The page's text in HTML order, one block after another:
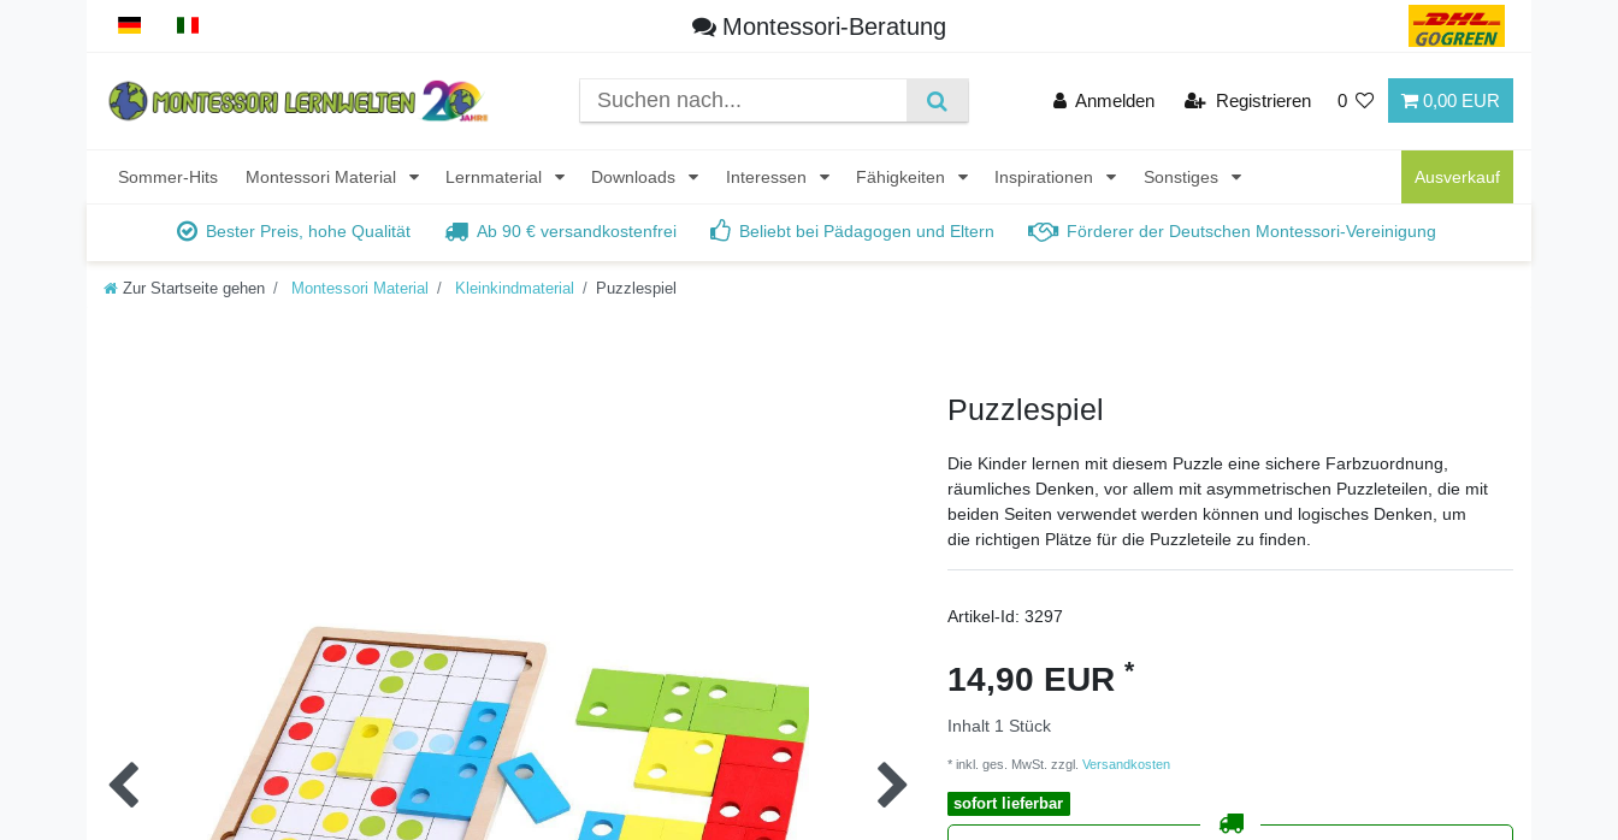
Montessori-Beratung
Anmelden Registrieren 0 0,00 EUR
Sommer-Hits Montessori Material Lernmaterial Downloads Interessen Fähigkeiten Inspirationen Sonstiges Ausverkauf
Bester Preis, hohe Qualität Ab 90 € versandkostenfrei Beliebt bei Pädagogen und Eltern Förderer der Deutschen Montessori-Vereinigung
Zur Startseite gehen Montessori Material Kleinkindmaterial Puzzlespiel
Puzzlespiel
Die Kinder lernen mit diesem Puzzle eine sichere Farbzuordnung,
räumliches Denken, vor allem mit asymmetrischen Puzzleteilen, die mit
beiden Seiten verwendet werden können und logisches Denken, um
die richtigen Plätze für die Puzzleteile zu finden.
Artikel-Id: 3297
14,90 EUR *
Inhalt 1 Stück
* inkl. ges. MwSt. zzgl. Versandkosten
sofort lieferbar